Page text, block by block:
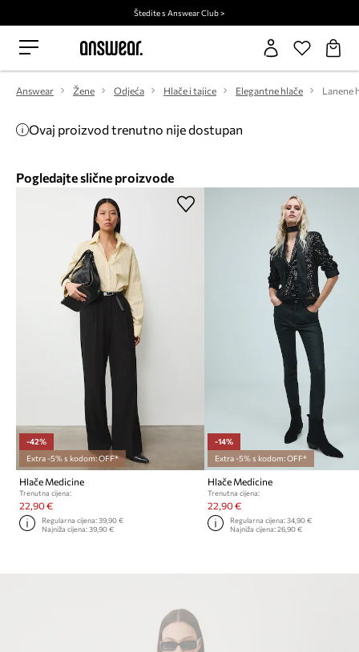
Štedite s Answear Club >
Answear Žene Odjeća Hlače i tajice Elegantne hlače Lanene
Ovaj proizvod trenutno nije dostupan
Pogledajte slične proizvode
-42%
Extra -5% s kodom: OFF*
Hlače Medicine
Trenutna cijena:
22,90 €
Regularna cijena:39,90 €
Najniža cijena:39,90 €
-14%
Extra -5% s kodom: OFF*
Hlače Medicine
Trenutna cijena:
22,90 €
Regularna cijena: 34,90 €
Najniža cijena: 26,90 €